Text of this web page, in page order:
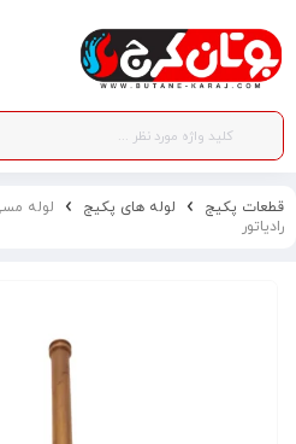
قطعات پکیج لوله های پکیج
رادیاتور